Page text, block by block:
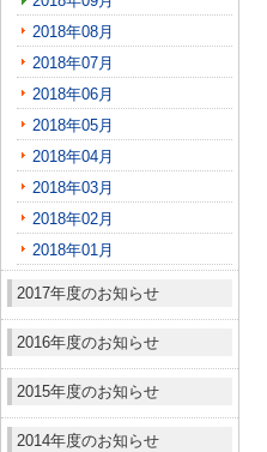
2018年08月
2018年07月
2018年06月
2018年05月
2018年04月
2018年03月
2018年02月
2018年01月
2017年度のお知らせ
2016年度のお知らせ
2015年度のお知らせ
2014年度のお知らせ